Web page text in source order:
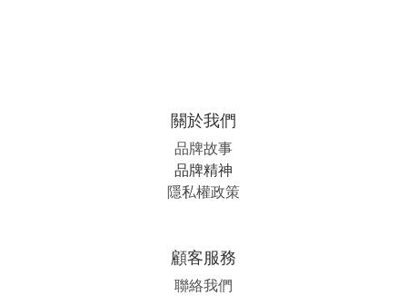
關於我們
品牌故事
品牌精神
隱私權政策
顧客服務
聯絡我們